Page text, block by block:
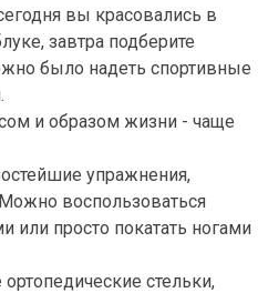
вы красовались в
завтра подберите
было надеть спортивные
и образом жизни - чаще
упражнения,
воспользоваться
просто покатать ногами
стельки,